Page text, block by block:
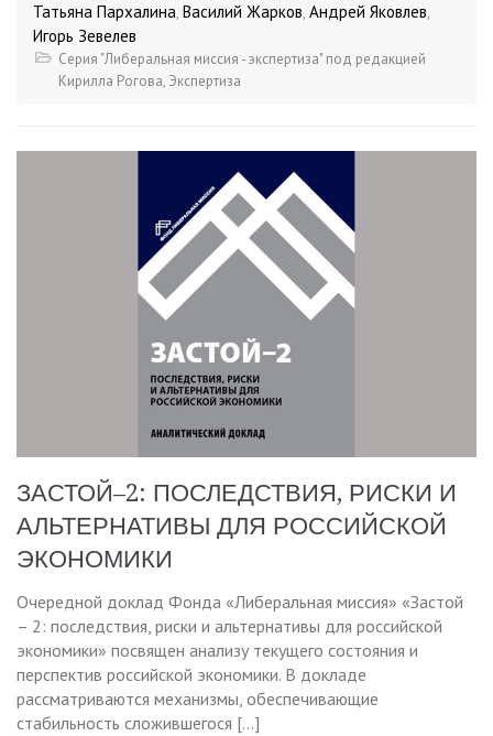
Татьяна Пархалина, Василий Жарков, Андрей Яковлев,
Игорь Зевелев
Серия "Либеральная миссия - экспертиза" под редакцией
Кирилла Рогова, Экспертиза
ЗАСТОЙ–2: ПОСЛЕДСТВИЯ, РИСКИ И
АЛЬТЕРНАТИВЫ ДЛЯ РОССИЙСКОЙ
ЭКОНОМИКИ
Очередной доклад Фонда «Либеральная миссия» «Застой
– 2: последствия, риски и альтернативы для российской
экономики» посвящен анализу текущего состояния и
перспектив российской экономики. В докладе
рассматриваются механизмы, обеспечивающие
стабильность сложившегося […]